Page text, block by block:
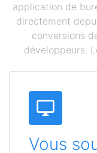
application de
directement
conversions
développeurs.
Vous